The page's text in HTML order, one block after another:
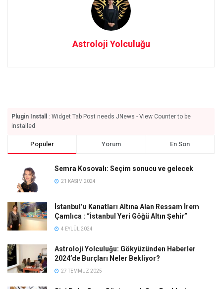
Astroloji Yolculuğu
Plugin Install
: Widget Tab Post needs JNews - View Counter to be
installed
Popüler Yorum En Son
Semra Kosovalı: Seçim sonucu ve gelecek
21 KASIM 2024
İstanbul’u Kanatları Altına Alan Ressam İrem
Çamlıca : “İstanbul Yeri Göğü Altın Şehir”
4 EYLÜL 2024
Astroloji Yolculuğu: Gökyüzünden Haberler
2024’de Burçları Neler Bekliyor?
27 TEMMUZ 2025